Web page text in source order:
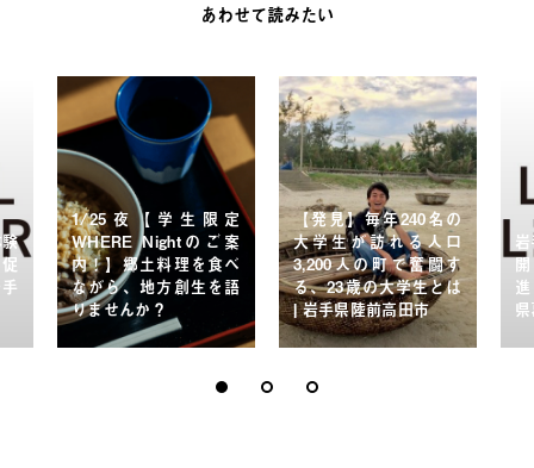
あわせて読みたい
1/25夜【学生限定
WHERE Nightのご案
内！】郷土料理を食べ
ながら、地方創生を語
りませんか？
【発見】毎年240名の
大学生が訪れる人口
3,200人の町で奮闘す
る、23歳の大学生とは
| 岩手県陸前高田市